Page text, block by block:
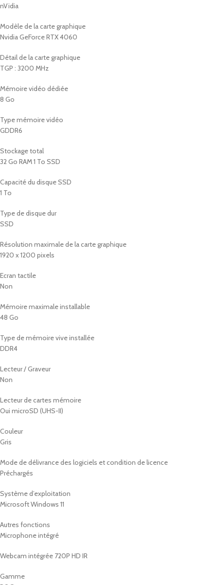
nVidia
Modèle de la carte graphique
Nvidia GeForce RTX 4060
Détail de la carte graphique
TGP : 3200 MHz
Mémoire vidéo dédiée
8 Go
Type mémoire vidéo
GDDR6
Stockage total
32 Go RAM 1 To SSD
Capacité du disque SSD
1 To
Type de disque dur
SSD
Résolution maximale de la carte graphique
1920 x 1200 pixels
Ecran tactile
Non
Mémoire maximale installable
48 Go
Type de mémoire vive installée
DDR4
Lecteur / Graveur
Non
Lecteur de cartes mémoire
Oui microSD (UHS-II)
Couleur
Gris
Mode de délivrance des logiciels et condition de licence
Préchargés
Système d’exploitation
Microsoft Windows 11
Autres fonctions
Microphone intégré
Webcam intégrée 720P HD IR
Gamme